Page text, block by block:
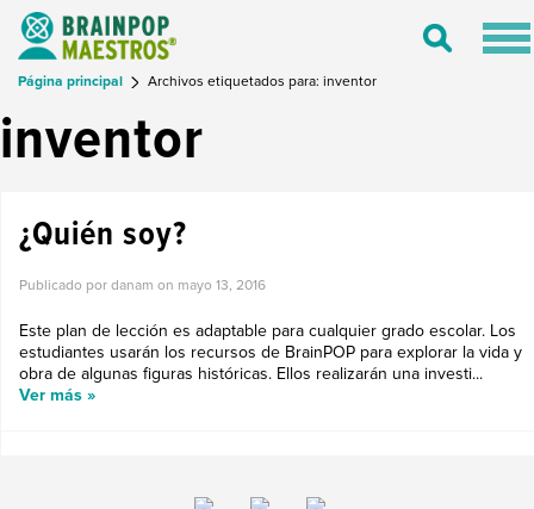
Toggle
Página principal Archivos etiquetados para: inventor
inventor
¿Quién soy?
Publicado por danam on mayo 13, 2016
Este plan de lección es adaptable para cualquier grado escolar. Los
estudiantes usarán los recursos de BrainPOP para explorar la vida y
obra de algunas figuras históricas. Ellos realizarán una investi...
Ver más »